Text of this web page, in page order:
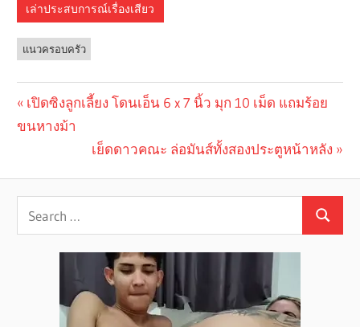
เล่าประสบการณ์เรื่องเสียว
แนวครอบครัว
Post
navigation
Previous
Post:
เปิดซิงลูกเลี้ยง โดนเอ็น 6 x 7 นิ้ว มุก 10 เม็ด แถมร้อย
ขนหางม้า
Next
เย็ดดาวคณะ ล่อมันส์ทั้งสองประตูหน้าหลัง